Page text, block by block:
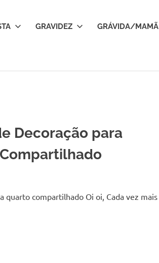
GRAVIDEZ GRÁVIDA/MAMÃ
Decoração para
quarto compartilhado Oi oi, Cada vez mais